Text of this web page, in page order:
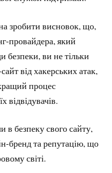
зробити висновок, що,
провайдера, який
безпеки, ви не тільки
від хакерських атак,
процес
відвідувачів.
в безпеку свого сайту,
бренд та репутацію, що
світі.